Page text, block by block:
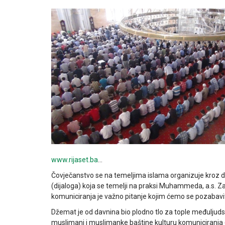
www.rijaset.ba
Čovječanstvo se na temeljima islama organizuje kroz
(dijaloga) koja se temelji na praksi Muhammeda, a.s.
komuniciranja je važno pitanje kojim ćemo se
Džemat je od davnina bio plodno tlo za tople
muslimani i muslimanke baštine kulturu